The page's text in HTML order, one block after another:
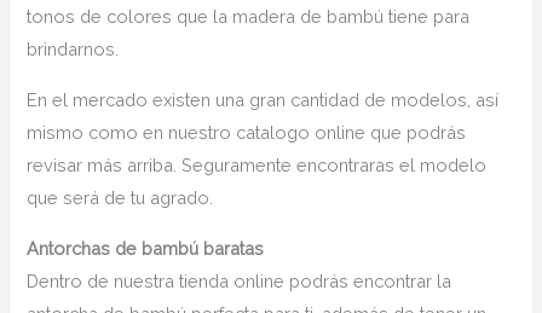
tonos de colores que la madera de bambú tiene para
brindarnos.
En el mercado existen una gran cantidad de modelos, así
mismo como en nuestro catalogo online que podrás
revisar más arriba. Seguramente encontraras el modelo
que será de tu agrado.
Antorchas de bambú baratas
Dentro de nuestra tienda online podrás encontrar la